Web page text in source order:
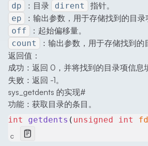
dp ：目录 dirent 指针。
ep ：输出参数，用于存储找到的目录
off ：起始偏移量。
count
：输出参数，用于存储找到的
返回值：
成功：返回 0，并将找到的目录项信息
失败：返回 -1。
sys_getdents 的实现#
功能：获取目录的条目。
int getdents ( unsigned int fd
c